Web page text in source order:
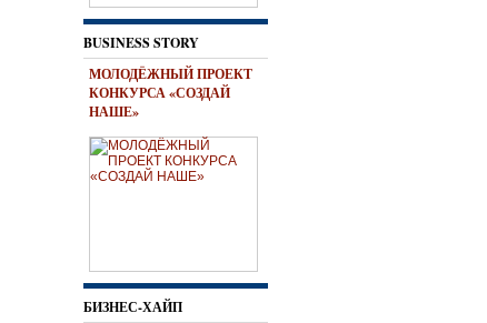
BUSINESS STORY
МОЛОДЁЖНЫЙ ПРОЕКТ
КОНКУРСА «СОЗДАЙ
НАШЕ»
БИЗНЕС-ХАЙП